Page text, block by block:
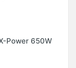
Power 650W